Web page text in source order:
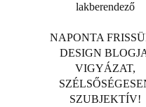
lakberendező
NAPONTA
DESIGN
VIGYÁZAT,
SZUBJEKTÍV!